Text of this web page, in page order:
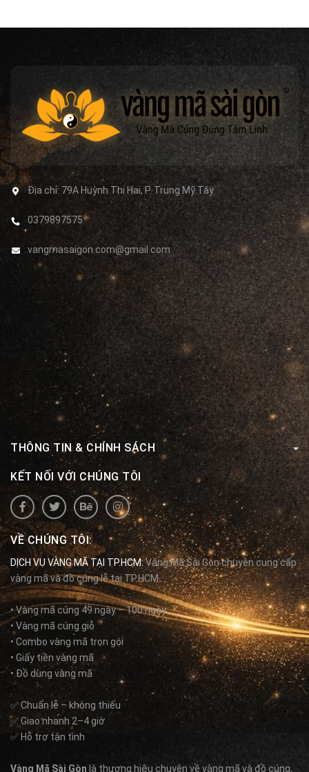
Địa chỉ: 79A Huỳnh Thị Hai, P. Trung Mỹ Tây
0379897575
vangmasaigon.com@gmail.com
THÔNG TIN & CHÍNH SÁCH
KẾT NỐI VỚI CHÚNG TÔI
VỀ CHÚNG TÔI:
DỊCH VỤ VÀNG MÃ TẠI TP.HCM: Vàng Mã Sài Gòn chuyên cung cấp
vàng mã và đồ cúng lễ tại TP.HCM.
• Vàng mã cúng 49 ngày – 100 ngày
• Vàng mã cúng giỗ
• Combo vàng mã trọn gói
• Giấy tiền vàng mã
• Đồ dùng vàng mã
✅ Chuẩn lễ – không thiếu
✅ Giao nhanh 2–4 giờ
✅ Hỗ trợ tận tình
Vàng Mã Sài Gòn là thương hiệu chuyên về vàng mã và đồ cúng,